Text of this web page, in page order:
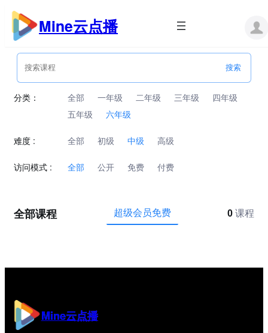
跳
内
Mine云点播
分类： 全部 一年级 二年级 三年级
四年级
五年级
六年级
难度 : 全部 初级 中级 高级
访问模式 : 全部 公开 免费 付费
全部课程 超级会员免费 0 课程
Mine云点播